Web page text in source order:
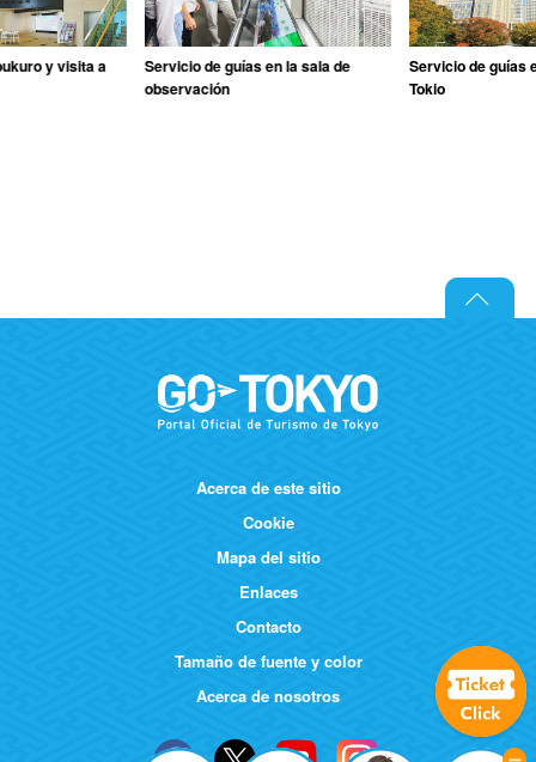
y visita a
Servicio de guías en la sala de
observación
Servicio de guías
Tokio
Acerca de este sitio
Cookie
Mapa del sitio
Enlaces
Contacto
Tamaño de fuente y color
Acerca de nosotros